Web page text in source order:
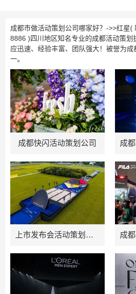
成都市做活动策划公司哪家好？->>红星(
8886 )四川地区知名专业的成都活动策划
应迅速、经验丰富、团队强大！被誉为成
一。
成都快闪活动策划公司
上市发布会活动策划方案